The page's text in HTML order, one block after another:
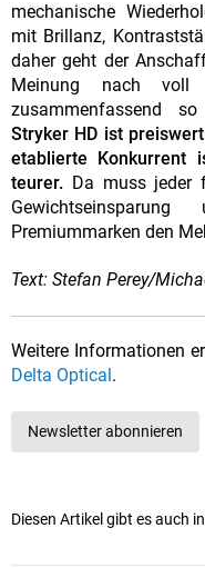
mechanische
mit Brillanz,
daher geht der
Meinung nach
zusammenfassend
Stryker HD ist
etablierte Konkurrent
teurer. Da muss jeder
Premiummarken den
Text: Stefan Perey/
Weitere Informationen
Delta Optical .
Newsletter abonnieren
Diesen Artikel gibt es auch